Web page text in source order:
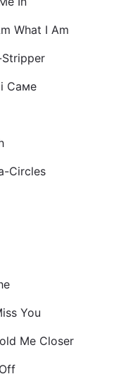
What I Am
Саме
Circles
You
Me Closer